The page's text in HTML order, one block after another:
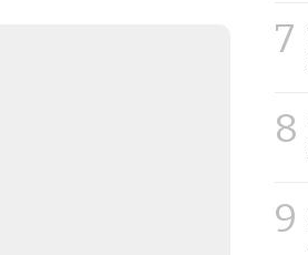
7
8
9